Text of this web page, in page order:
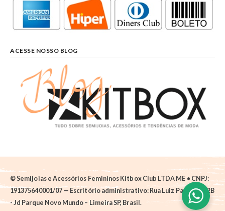
ACESSE NOSSO BLOG
© Semijoias e Acessórios Femininos Kitbox Club LTDA ME • CNPJ:
191375640001/07 — Escritório administrativo: Rua Luiz Pantano, 62B
- Jd Parque Novo Mundo – Limeira SP, Brasil.